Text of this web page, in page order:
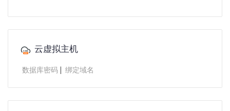
云虚拟主机
数据库密码 | 绑定域名